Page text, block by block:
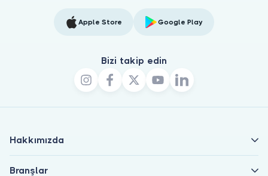
Apple Store Google Play
Bizi takip edin
Hakkımızda
Branşlar